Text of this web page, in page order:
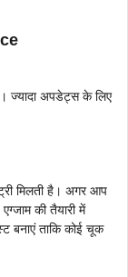
ज्यादा अपडेट्स के लिए
मिलती है। अगर आप
की तैयारी में
बनाएं ताकि कोई चूक